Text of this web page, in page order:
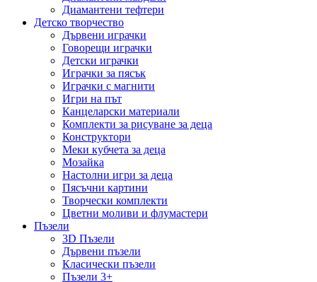
Диамантени тефтери
Детско творчество
Дървени играчки
Говорещи играчки
Детски играчки
Играчки за пясък
Играчки с магнити
Игри на път
Канцеларски материали
Комплекти за рисуване за деца
Конструктори
Меки кубчета за деца
Мозайка
Настолни игри за деца
Пясъчни картини
Творчески комплекти
Цветни моливи и флумастери
Пъзели
3D Пъзели
Дървени пъзели
Класически пъзели
Пъзели 3+